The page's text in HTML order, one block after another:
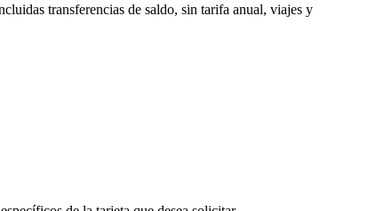
transferencias de saldo, sin tarifa anual, viajes y